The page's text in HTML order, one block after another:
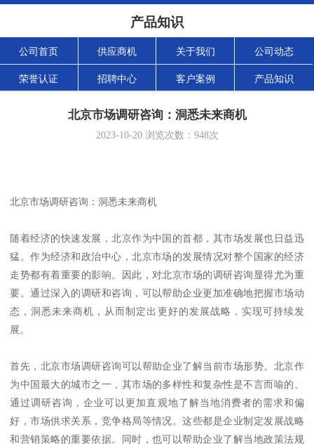
产品知识
公司首页 供应商机 关于我们 公司动态
荣誉认证 招聘中心 客户案例 产品知识
北京市场调研咨询：洞悉未来商机
2023-10-20浏览次数： 948次
北京市场调研咨询：洞悉未来商机
随着经济的快速发展，北京作为中国的首都，其市场发展也日益迅
猛。作为经济和政治中心，北京市场的发展情况对整个国家的经济
走势都有着重要的影响。因此，对北京市场的调研咨询显得尤为重
要。通过深入的调研和咨询，可以帮助企业更加准确地把握市场动
态，洞悉未来商机，从而制定出更好的发展战略，实现可持续发
展。
首先，北京市场调研咨询可以帮助企业了解当前市场形势。北京作
为中国最大的城市之一，其市场的多样性和复杂性是不言而喻的。
通过调研咨询，企业可以更加直观地了解当地消费者的需求和偏
好，市场供求关系，竞争格局等情况。这些都是企业制定发展战略
和营销策略的重要依据。同时，也可以帮助企业了解当地政策法规